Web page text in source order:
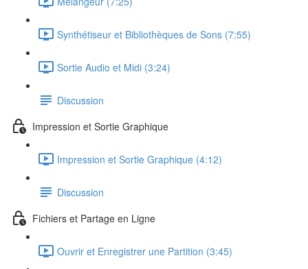
Synthétiseur et Bibliothèques de Sons (7:55)
Sortie Audio et Midi (3:24)
Discussion
Impression et Sortie Graphique
Impression et Sortie Graphique (4:12)
Discussion
Fichiers et Partage en Ligne
Ouvrir et Enregistrer une Partition (3:45)